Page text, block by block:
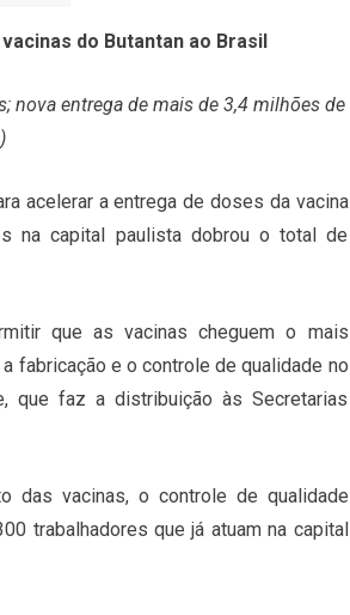
do Butantan ao Brasil
nova entrega de mais de 3,4 milhões de
acelerar a entrega de doses da vacina
na capital paulista dobrou o total de
que as vacinas cheguem o mais
fabricação e o controle de qualidade no
que faz a distribuição às Secretarias
das vacinas, o controle de qualidade
trabalhadores que já atuam na capital